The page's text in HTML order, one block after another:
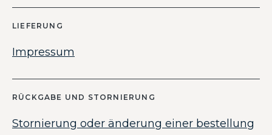
LIEFERUNG
Impressum
RÜCKGABE UND STORNIERUNG
Stornierung oder änderung einer bestellung